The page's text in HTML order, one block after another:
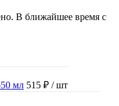
В ближайшее время с
мл 515 ₽ / шт